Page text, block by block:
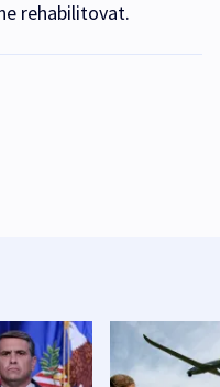
rehabilitovat.